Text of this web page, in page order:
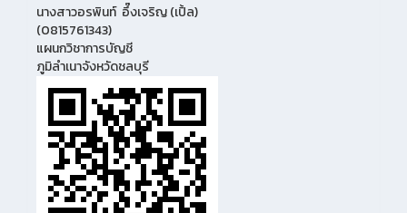
นางสาวอรพินท์ อึ๊งเจริญ (เปิ้ล)
(0815761343)
แผนกวิชาการบัญชี
ภูมิลำเนาจังหวัดชลบุรี